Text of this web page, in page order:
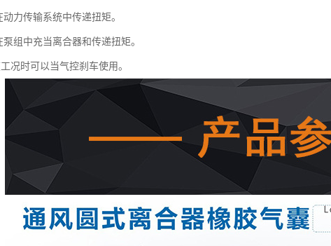
动力传输系统中传递扭矩。
泵组中充当离合器和传递扭矩。
况时可以当气控刹车使用。